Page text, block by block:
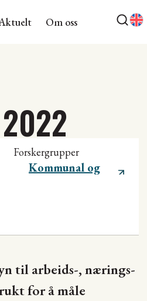
Om oss
Forskergrupper
Kommunal og
regional utvikling
til arbeids-, nærings-
for å måle